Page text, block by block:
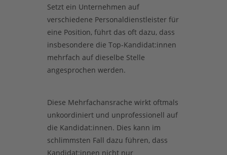
Setzt ein Unternehmen auf
verschiedene Personaldienstleister für
eine Position, führt das oft dazu, dass
insbesondere die Top-Kandidat:innen
mehrfach auf dieselbe Stelle
angesprochen werden.
Diese Mehrfachansrache wirkt oftmals
unkoordiniert und unprofessionell auf
die Kandidat:innen. Dies kann im
schlimmsten Fall dazu führen, dass
Kandidat:innen nicht nur